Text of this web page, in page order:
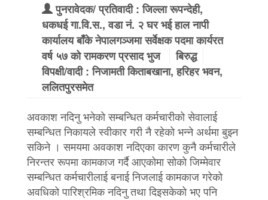
पुनरावेदक/ प्रतिवादी : जिल्ला रूपन्देही,
धकधई गा.वि.स., वडा नं. २ घर भई हाल नापी
कार्यालय बाँके नेपालगञ्‍जमा सर्वेक्षक पदमा कार्यरत
वर्ष ५७ को रामकरण प्रसाद भुज
बिरुद्ध
विपक्षी/वादी : निजामती किताबखाना, हरिहर भवन,
ललितपुरसमेत
अवकाश नदिनु भनेको सम्बन्धित कर्मचारीको सेवालाई
सम्बन्धित निकायले स्वीकार गरी नै रहेको भन्ने अर्थमा बुझ्न
सकिने । समयमा अवकाश नदिएका कारण कुनै कर्मचारीले
निरन्तर रूपमा कामकाज गर्दै आएकोमा सोको जिम्मेवार
सम्बन्धित कर्मचारीलाई बनाई निजलाई कामकाज गरेको
अवधिको पारिश्रमिक नदिनु तथा दिइसकेको भए पनि